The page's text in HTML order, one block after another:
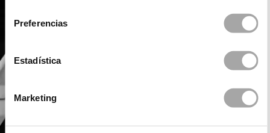
Preferencias
Estadística
Marketing